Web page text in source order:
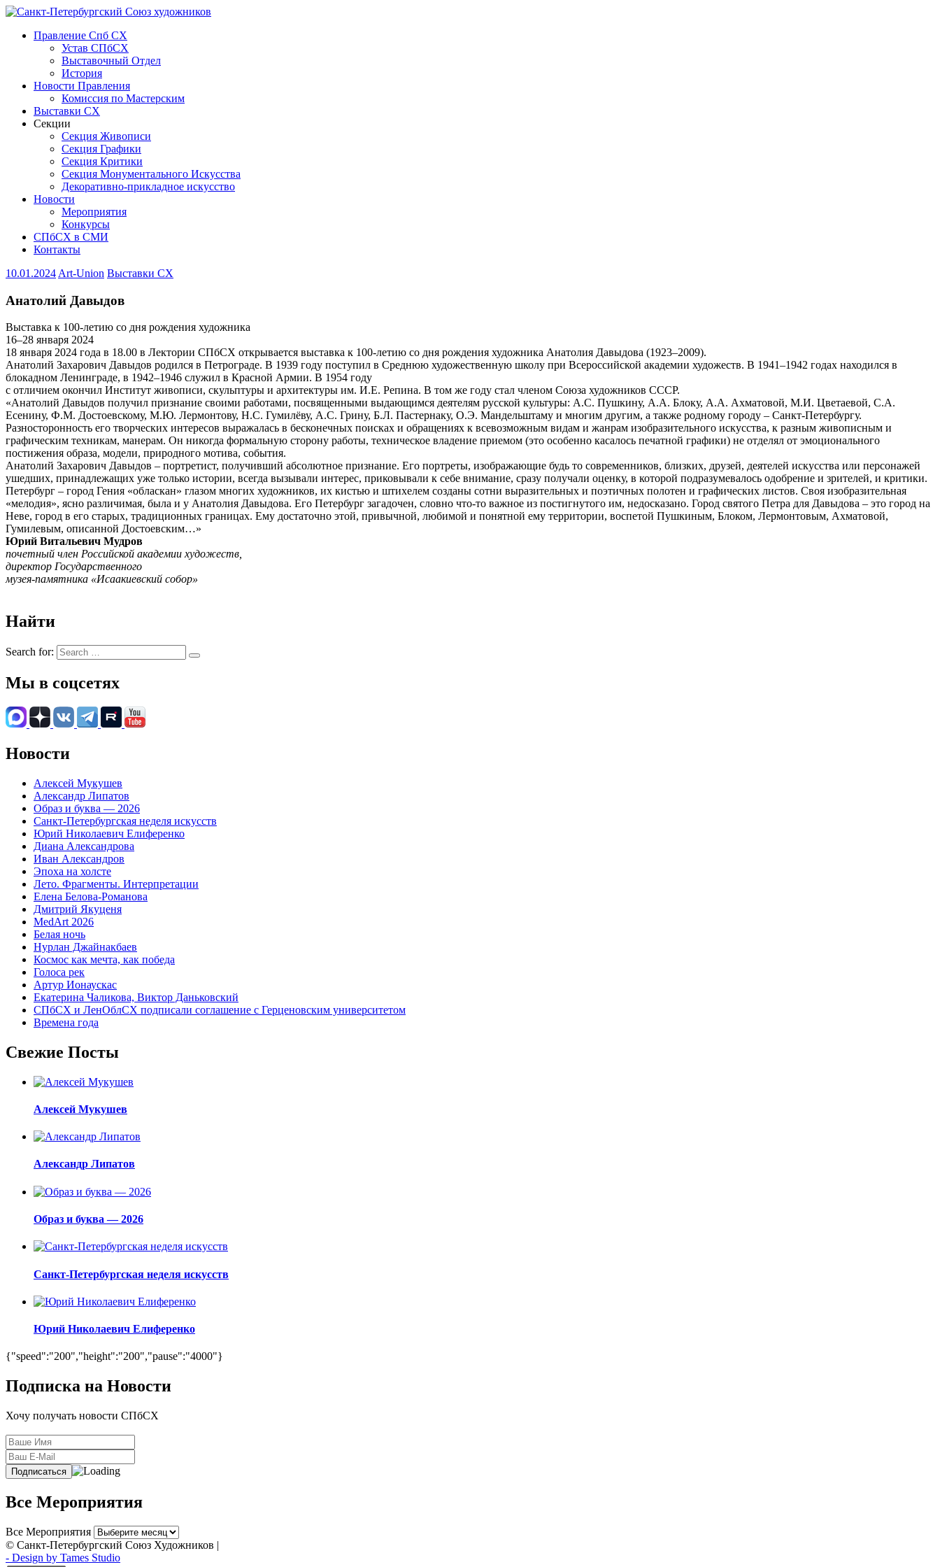
Правление Спб СХ
Устав СПбСХ
Выставочный Отдел
История
Новости Правления
Комиссия по Мастерским
Выставки СХ
Секции
Секция Живописи
Секция Графики
Секция Критики
Секция Монументального Искусства
Декоративно-прикладное искусство
Новости
Мероприятия
Конкурсы
СПбСХ в СМИ
Контакты
10.01.2024 Art-Union Выставки СХ
Анатолий Давыдов
Выставка к 100-летию со дня рождения художника
16–28 января 2024
18 января 2024 года в 18.00 в Лектории СПбСХ открывается выставка к 100-летию со дня рождения художника Анатолия Давыдова (1923–2009).
Анатолий Захарович Давыдов родился в Петрограде. В 1939 году поступил в Среднюю художественную школу при Всероссийской академии художеств. В 1941–1942 годах находился в
блокадном Ленинграде, в 1942–1946 служил в Красной Армии. В 1954 году
с отличием окончил Институт живописи, скульптуры и архитектуры им. И.Е. Репина. В том же году стал членом Союза художников СССР.
«Анатолий Давыдов получил признание своими работами, посвященными выдающимся деятелям русской культуры: А.С. Пушкину, А.А. Блоку, А.А. Ахматовой, М.И. Цветаевой, С.А.
Есенину, Ф.М. Достоевскому, М.Ю. Лермонтову, Н.С. Гумилёву, А.С. Грину, Б.Л. Пастернаку, О.Э. Мандельштаму и многим другим, а также родному городу – Санкт-Петербургу.
Разносторонность его творческих интересов выражалась в бесконечных поисках и обращениях к всевозможным видам и жанрам изобразительного искусства, к разным живописным и
графическим техникам, манерам. Он никогда формальную сторону работы, техническое владение приемом (это особенно касалось печатной графики) не отделял от эмоционального
постижения образа, модели, природного мотива, события.
Анатолий Захарович Давыдов – портретист, получивший абсолютное признание. Его портреты, изображающие будь то современников, близких, друзей, деятелей искусства или персонажей
ушедших, принадлежащих уже только истории, всегда вызывали интерес, приковывали к себе внимание, сразу получали оценку, в которой подразумевалось одобрение и зрителей, и критики.
Петербург – город Гения «обласкан» глазом многих художников, их кистью и штихелем созданы сотни выразительных и поэтичных полотен и графических листов. Своя изобразительная
«мелодия», ясно различимая, была и у Анатолия Давыдова. Его Петербург загадочен, словно что-то важное из постигнутого им, недосказано. Город святого Петра для Давыдова – это город на
Неве, город в его старых, традиционных границах. Ему достаточно этой, привычной, любимой и понятной ему территории, воспетой Пушкиным, Блоком, Лермонтовым, Ахматовой,
Гумилевым, описанной Достоевским…»
Юрий Витальевич Мудров
почетный член Российской академии художеств,
директор Государственного
музея-памятника «Исаакиевский собор»
Найти
Search for:
Мы в соцсетях
Новости
Алексей Мукушев
Александр Липатов
Образ и буква — 2026
Санкт-Петербургская неделя искусств
Юрий Николаевич Елиференко
Диана Александрова
Иван Александров
Эпоха на холсте
Лето. Фрагменты. Интерпретации
Елена Белова-Романова
Дмитрий Якуценя
MedArt 2026
Белая ночь
Нурлан Джайнакбаев
Космос как мечта, как победа
Голоса рек
Артур Ионаускас
Екатерина Чаликова, Виктор Даньковский
СПбСХ и ЛенОблСХ подписали соглашение с Герценовским университетом
Времена года
Свежие Посты
Алексей Мукушев
Александр Липатов
Образ и буква — 2026
Санкт-Петербургская неделя искусств
Юрий Николаевич Елиференко
{"speed":"200","height":"200","pause":"4000"}
Подписка на Новости
Хочу получать новости СПбСХ
Все Мероприятия
Все Мероприятия
© Санкт-Петербургский Союз Художников |
- Design by Tames Studio